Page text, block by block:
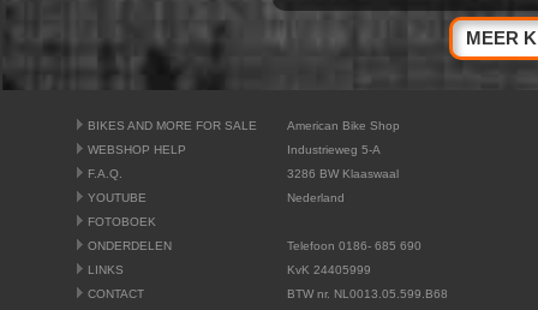
MEER
BIKES AND MORE FOR SALE
WEBSHOP HELP
F.A.Q.
YOUTUBE
FOTOBOEK
ONDERDELEN
LINKS
CONTACT
American Bike Shop
Industrieweg 5-A
3286 BW Klaaswaal
Nederland
Telefoon 0186- 685 690
KvK 24405999
BTW nr. NL0013.05.599.B68